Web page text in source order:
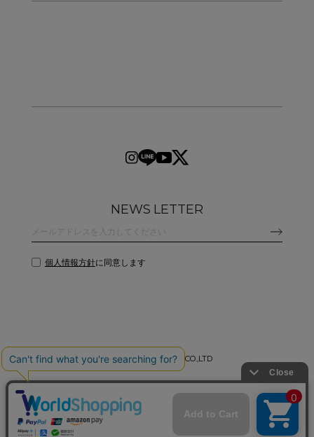
NEWS LETTER
個人情報方針に同意します
©2026 CLANE DESIGN CO.,LTD